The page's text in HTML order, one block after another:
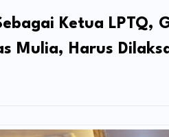
Ketua LPTQ,
Mulia, Harus